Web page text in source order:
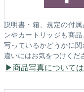
説明書・箱、規定の付
ンやカートリッジも商
写っているかどうかに
違いにはお気をつけくだ
商品写真について